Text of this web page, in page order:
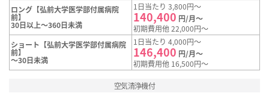
ロング【弘前大学医学部付属病院
前】
30日以上～360日未満
1日当たり 3,800円～
140,400 円/月～
初期費用他 22,000円～
ショート【弘前大学医学部付属病院
前】
～30日未満
1日当たり 4,000円～
146,400 円/月～
初期費用他 16,500円～
空気清浄機付